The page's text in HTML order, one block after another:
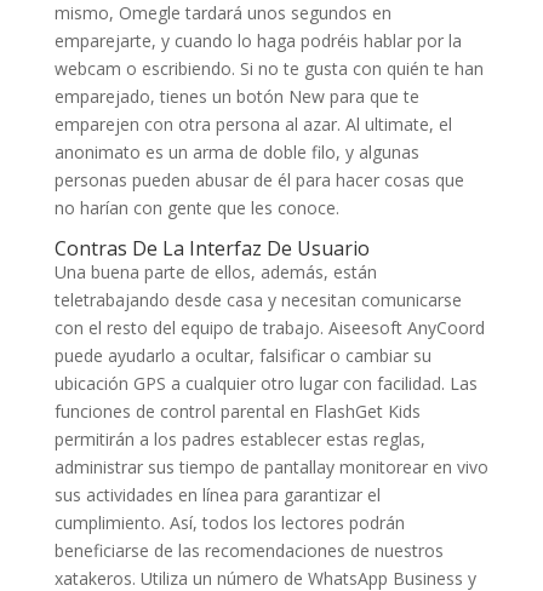
mismo, Omegle tardará unos segundos en
emparejarte, y cuando lo haga podréis hablar por la
webcam o escribiendo. Si no te gusta con quién te han
emparejado, tienes un botón New para que te
emparejen con otra persona al azar. Al ultimate, el
anonimato es un arma de doble filo, y algunas
personas pueden abusar de él para hacer cosas que
no harían con gente que les conoce.
Contras De La Interfaz De Usuario
Una buena parte de ellos, además, están
teletrabajando desde casa y necesitan comunicarse
con el resto del equipo de trabajo. Aiseesoft AnyCoord
puede ayudarlo a ocultar, falsificar o cambiar su
ubicación GPS a cualquier otro lugar con facilidad. Las
funciones de control parental en FlashGet Kids
permitirán a los padres establecer estas reglas,
administrar sus tiempo de pantallay monitorear en vivo
sus actividades en línea para garantizar el
cumplimiento. Así, todos los lectores podrán
beneficiarse de las recomendaciones de nuestros
xatakeros. Utiliza un número de WhatsApp Business y